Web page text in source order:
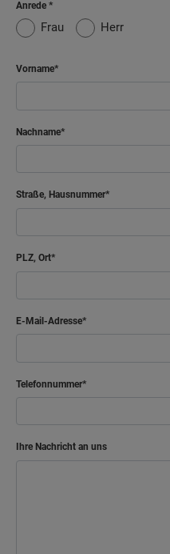
Anrede
Frau Herr
Vorname
Nachname
Straße, Hausnummer
PLZ, Ort
E-Mail-Adresse
Telefonnummer
Ihre Nachricht an uns